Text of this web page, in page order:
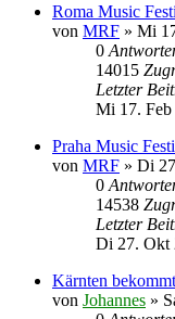
Roma Music
von MRF » Mi
0
14015
Letzter
Mi 17.
Praha Music
von MRF » Di
0
14538
Letzter
Di 27. Okt
Kärnten
von Johannes »